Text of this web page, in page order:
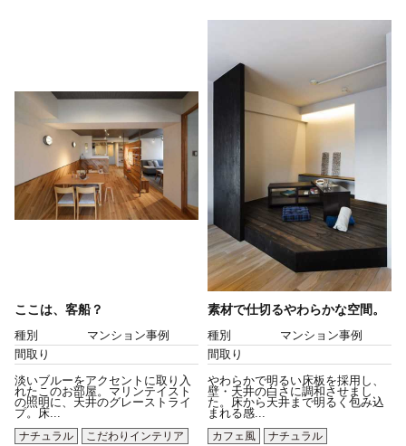
ここは、客船？
種別
マンション事例
間取り
淡いブルーをアクセントに取り入
れたこのお部屋。マリンテイスト
の照明に、天井のグレーストライ
プ。床...
ナチュラル
こだわりインテリア
素材で仕切るやわらかな空間。
種別
マンション事例
間取り
やわらかで明るい床板を採用し、
壁・天井の白さに調和させまし
た。床から天井まで明るく包み込
まれる感...
カフェ風
ナチュラル